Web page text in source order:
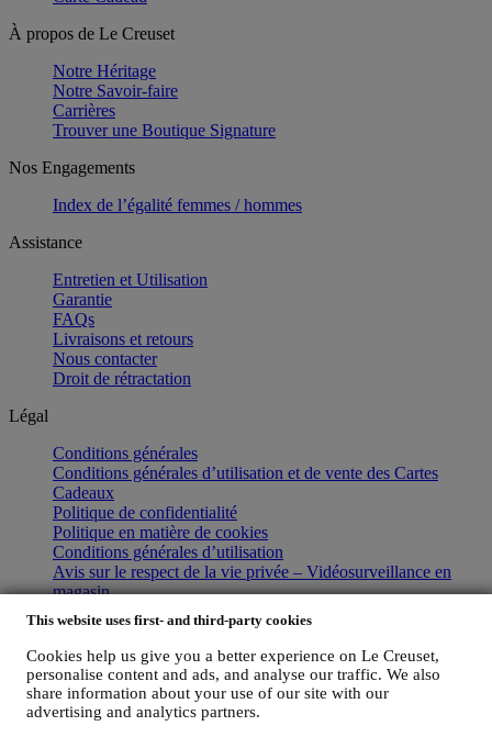
This website uses first- and third-party cookies
Cookies help us give you a better experience on Le Creuset,
personalise content and ads, and analyse our traffic. We also
share information about your use of our site with our
advertising and analytics partners.
À propos de Le Creuset
Notre Héritage
Notre Savoir-faire
Carrières
Trouver une Boutique Signature
Nos Engagements
Index de l’égalité femmes / hommes
Assistance
Entretien et Utilisation
Garantie
FAQs
Livraisons et retours
Nous contacter
Droit de rétractation
Légal
Conditions générales
Conditions générales d’utilisation et de vente des Cartes
Cadeaux
Politique de confidentialité
Politique en matière de cookies
Conditions générales d’utilisation
Avis sur le respect de la vie privée – Vidéosurveillance en
magasin
Déclaration d'accessibilité
© Copyright © 2026, Le Creuset France SAS. Tout droit réservé. -
R.C.S. Saint-Quentin 502 705 502 - 982 rue Olivier Deguise 02230
Fresnoy-Le-Grand.
Legal